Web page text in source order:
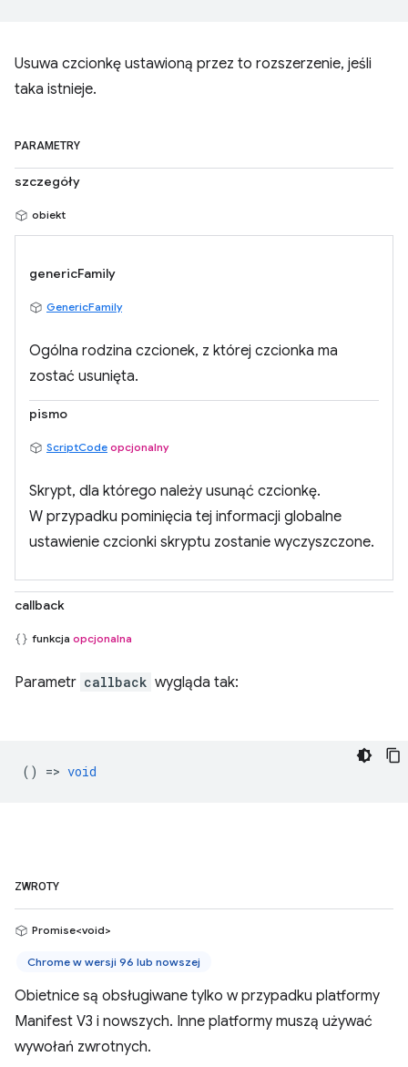
Usuwa czcionkę ustawioną przez to rozszerzenie, jeśli
taka istnieje.
PARAMETRY
szczegóły
obiekt
genericFamily
GenericFamily
Ogólna rodzina czcionek, z której czcionka ma
zostać usunięta.
pismo
ScriptCode opcjonalny
Skrypt, dla którego należy usunąć czcionkę.
W przypadku pominięcia tej informacji globalne
ustawienie czcionki skryptu zostanie wyczyszczone.
callback
funkcja opcjonalna
Parametr callback wygląda tak:
() => void
ZWROTY
Promise<void>
Chrome w wersji 96 lub nowszej
Obietnice są obsługiwane tylko w przypadku platformy
Manifest V3 i nowszych. Inne platformy muszą używać
wywołań zwrotnych.